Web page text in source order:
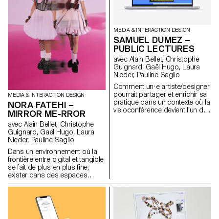
capsule temporelle sous la
forme de tickets,
textuelles. www.memogram.ch
MEDIA & INTERACTION DESIGN
NORA FATEHI –
MIRROR ME-RROR
avec Alain Bellet, Christophe
Guignard, Gaël Hugo, Laura
Nieder, Pauline Saglio
Dans un environnement où la
frontière entre digital et tangible
se fait de plus en plus fine,
exister dans des espaces
immatériels implique le
avatar souvent créé à son
image. Habiter dans ces
mondes en fusion conduit
MEDIA & INTERACTION DESIGN
SAMUEL DUMEZ –
PUBLIC LECTURES
avec Alain Bellet, Christophe
Guignard, Gaël Hugo, Laura
Nieder, Pauline Saglio
Comment un·e artiste/designer
pourrait partager et enrichir sa
pratique dans un contexte où la
visioconférence devient l’un des
le biais de commentaires et
d’échanges de contenu, Public
Lectures cherche à effacer les
frontières habituelles entre